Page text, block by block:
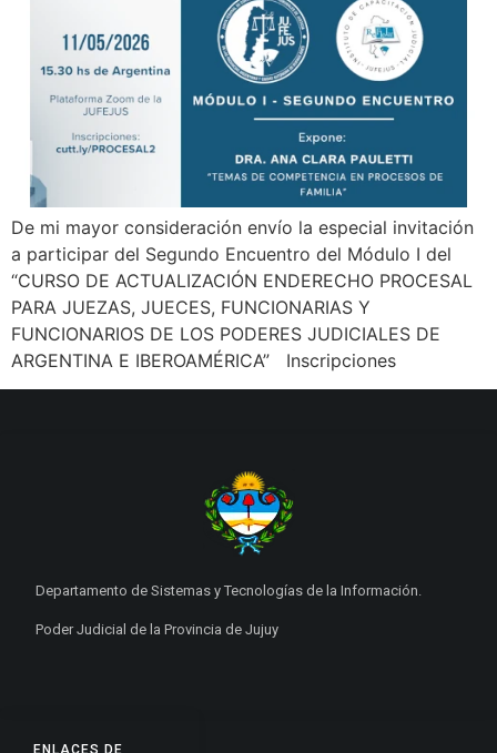
De mi mayor consideración envío la especial invitación
a participar del Segundo Encuentro del Módulo I del
“CURSO DE ACTUALIZACIÓN ENDERECHO PROCESAL
PARA JUEZAS, JUECES, FUNCIONARIAS Y
FUNCIONARIOS DE LOS PODERES JUDICIALES DE
ARGENTINA E IBEROAMÉRICA” Inscripciones
Departamento de Sistemas y Tecnologías de la Información.
Poder Judicial de la Provincia de Jujuy